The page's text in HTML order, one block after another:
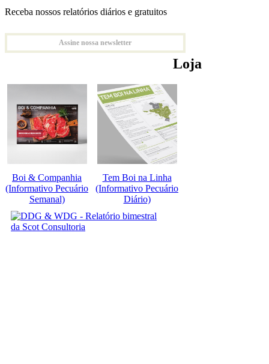
Receba nossos relatórios diários e gratuitos
Assine nossa newsletter
Loja
Boi & Companhia
(Informativo Pecuário
Semanal)
Tem Boi na Linha
(Informativo Pecuário
Diário)